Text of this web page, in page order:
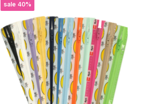
sale 40%